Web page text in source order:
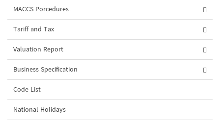
MACCS Porcedures
Tariff and Tax
Valuation Report
Business Specification
Code List
National Holidays